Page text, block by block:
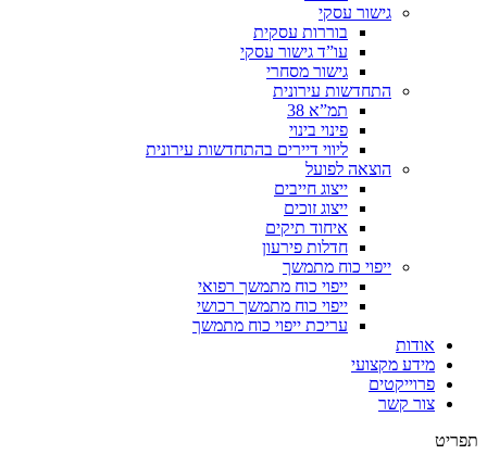
גישור עסקי
בוררות עסקית
עו”ד גישור עסקי
גישור מסחרי
התחדשות עירונית
תמ”א 38
פינוי בינוי
ליווי דיירים בהתחדשות עירונית
הוצאה לפועל
ייצוג חייבים
ייצוג זוכים
איחוד תיקים
חדלות פירעון
ייפוי כוח מתמשך
ייפוי כוח מתמשך רפואי
ייפוי כוח מתמשך רכושי
עריכת ייפוי כוח מתמשך
אודות
מידע מקצועי
פרוייקטים
צור קשר
תפריט